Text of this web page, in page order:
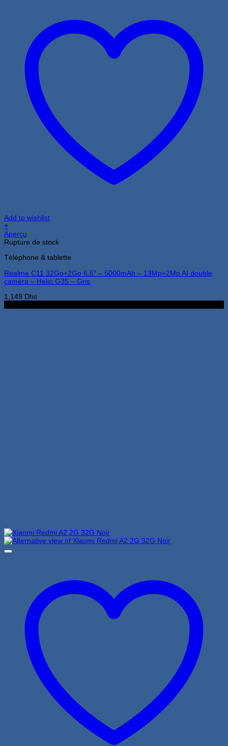
Add to wishlist
+
Aperçu
Rupture de stock
Téléphone & tablette
Realme C11 32Go+2Go 6.5″ – 5000mAh – 13Mp+2Mp AI double
caméra – Helio G35 – Gris
1,149 Dhs